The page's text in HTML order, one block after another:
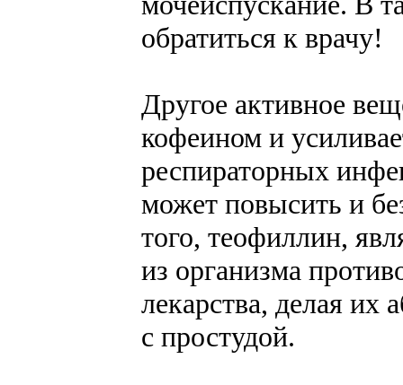
обратиться к врачу!
Другое активное
кофеином и
респираторных
может повысить и
того, теофиллин,
из организма
лекарства, делая
с простудой.